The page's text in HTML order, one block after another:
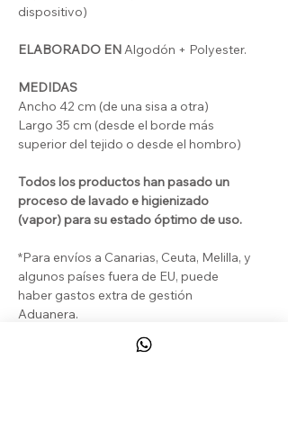
dispositivo)
ELABORADO ENAlgodón + Polyester.
MEDIDAS
Ancho 42 cm (de una sisa a otra)
Largo 35 cm (desde el borde más
superior del tejido o desde el hombro)
Todos los productos han pasado un
proceso de lavado e higienizado
(vapor) para su estado óptimo de uso.
*Para envíos a Canarias, Ceuta, Melilla, y
algunos países fuera de EU, puede
haber gastos extra de gestión
Aduanera.